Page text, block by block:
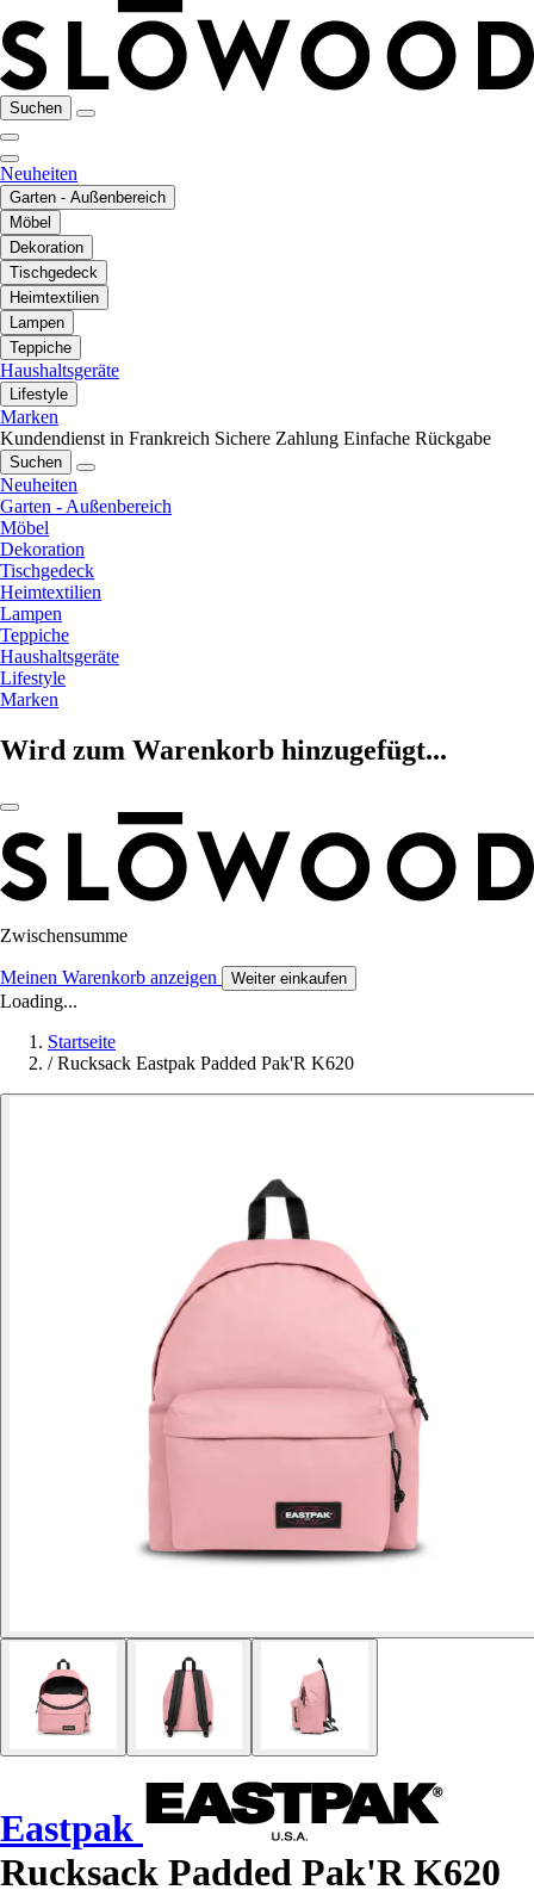
Suchen
Neuheiten
Garten - Außenbereich
Möbel
Dekoration
Tischgedeck
Heimtextilien
Lampen
Teppiche
Haushaltsgeräte
Lifestyle
Marken
Kundendienst in Frankreich Sichere Zahlung Einfache Rückgabe
Suchen
Neuheiten
Garten - Außenbereich
Möbel
Dekoration
Tischgedeck
Heimtextilien
Lampen
Teppiche
Haushaltsgeräte
Lifestyle
Marken
Wird zum Warenkorb hinzugefügt...
Zwischensumme
Meinen Warenkorb anzeigen Weiter einkaufen
Loading...
Startseite
/ Rucksack Eastpak Padded Pak'R K620
Eastpak
Rucksack Padded Pak'R K620